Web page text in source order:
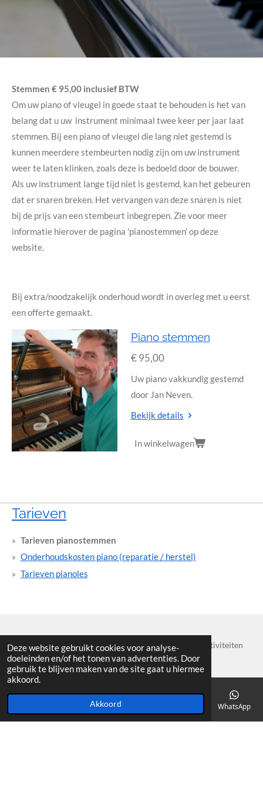
Deze website gebruikt cookies voor analyse-
doeleinden en/of het tonen van advertenties. Door
gebruik te blijven maken van de site gaat u hiermee
akkoord.
Akkoord
Stemmen € 95,00 inclusief BTW
Om uw piano of vleugel in goede staat te behouden is het van
belang dat u uw instrument minimaal twee keer per jaar laat
stemmen. Bij een piano of vleugel die lang niet gestemd is
kunnen meerdere stembeurten nodig zijn om uw instrument
weer te laten klinken, zoals deze is bedoeld door de bouwer.
Als uw instrument lange tijd niet is gestemd, kan het gebeuren
dat er snaren breken. Het vervangen van deze snaren is niet
bij de prijs van een stembeurt inbegrepen. Zie voor meer
informatie hierover de pagina 'pianostemmen' op deze
website.
Bij extra/noodzakelijk onderhoud wordt in overleg met u eerst
een offerte gemaakt.
Piano stemmen
€ 95,00
Uw piano vakkundig gestemd
door Jan Neven.
Bekijk details
In winkelwagen
Tarieven
Tarieven pianostemmen
Onderhoudskosten piano (reparatie / herstel)
Tarieven pianoles
Voor meer informatie over de muzikale en artistieke activiteiten
van Johannes Neven:www.janneven.nl
Algemene voorwaarden Johannes Neven
© by JK 2020 - 2021 Pianostemmer Johannes Neven
Telefoonnummer WhatsApp